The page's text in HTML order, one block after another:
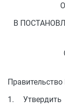
В
1.